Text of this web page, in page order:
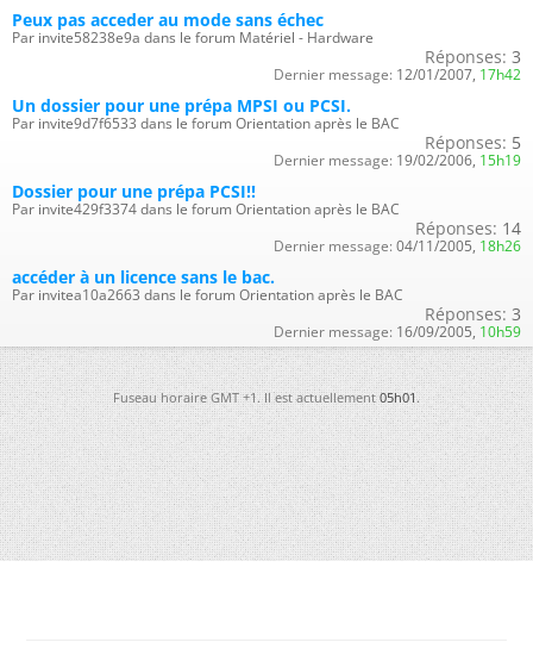
Peux pas acceder au mode sans échec
Par invite58238e9a dans le forum Matériel - Hardware
Réponses: 3
Dernier message: 12/01/2007, 17h42
Un dossier pour une prépa MPSI ou PCSI.
Par invite9d7f6533 dans le forum Orientation après le BAC
Réponses: 5
Dernier message: 19/02/2006, 15h19
Dossier pour une prépa PCSI!!
Par invite429f3374 dans le forum Orientation après le BAC
Réponses: 14
Dernier message: 04/11/2005, 18h26
accéder à un licence sans le bac.
Par invitea10a2663 dans le forum Orientation après le BAC
Réponses: 3
Dernier message: 16/09/2005, 10h59
Fuseau horaire GMT +1. Il est actuellement05h01.